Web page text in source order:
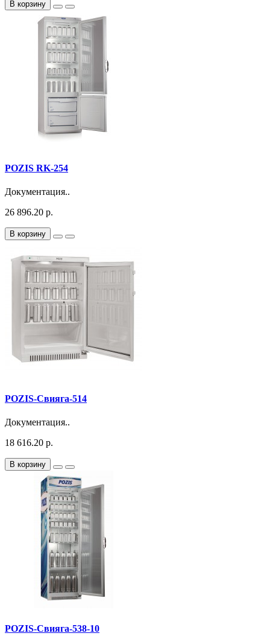
В корзину
POZIS RK-254
Документация..
26 896.20 р.
В корзину
POZIS-Свияга-514
Документация..
18 616.20 р.
В корзину
POZIS-Свияга-538-10